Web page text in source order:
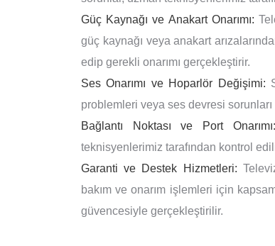
Güç Kaynağı ve Anakart Onarımı:
güç kaynağı veya anakart
edip gerekli onarımı gerçekleştirir.
Ses Onarımı ve Hoparlör Değişimi:
problemleri veya ses devresi sorunları
Bağlantı Noktası ve Port Onarımı:
teknisyenlerimiz tarafından kontrol
Garanti ve Destek Hizmetleri:
bakım ve onarım işlemleri için
güvencesiyle gerçekleştirilir.